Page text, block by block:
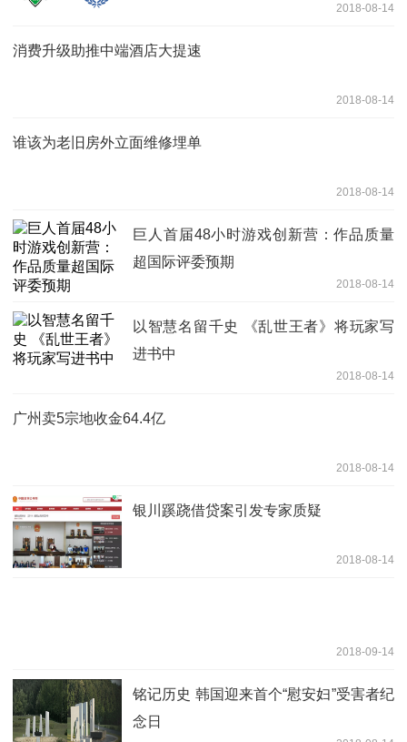
2018-08-14
消费升级助推中端酒店大提速
2018-08-14
谁该为老旧房外立面维修埋单
2018-08-14
巨人首届48小时游戏创新营：作品质量
超国际评委预期
2018-08-14
以智慧名留千史 《乱世王者》将玩家写
进书中
2018-08-14
广州卖5宗地收金64.4亿
2018-08-14
银川蹊跷借贷案引发专家质疑
2018-08-14
2018-09-14
铭记历史 韩国迎来首个“慰安妇”受害者纪
念日